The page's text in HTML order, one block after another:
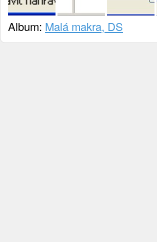
Album: Malá makra, DS